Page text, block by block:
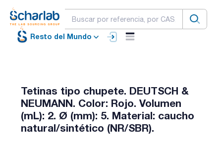
Resto del Mundo
Tetinas tipo chupete. DEUTSCH &
NEUMANN. Color: Rojo. Volumen
(mL): 2. Ø (mm): 5. Material: caucho
natural/sintético (NR/SBR).